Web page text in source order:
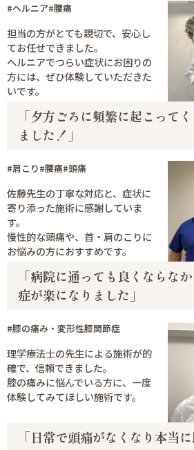
#ヘルニア#腰痛
担当の方がとても親切で、安心し
てお任せできました。
ヘルニアでつらい症状にお困りの
方には、ぜひ体験していただきた
いです。
「夕方ごろに頻繁に起こって
ました！」
#肩こり#腰痛#頭痛
佐藤先生の丁寧な対応と、症状に
寄り添った施術に感謝していま
す。
慢性的な頭痛や、首・肩のこりに
お悩みの方におすすめです。
「病院に通っても良くならな
症が楽になりました」
#膝の痛み・変形性膝関節症
理学療法士の先生による施術が的
確で、信頼できました。
膝の痛みに悩んでいる方に、一度
体験してみてほしい施術です。
「日常で頭痛がなくなり本当